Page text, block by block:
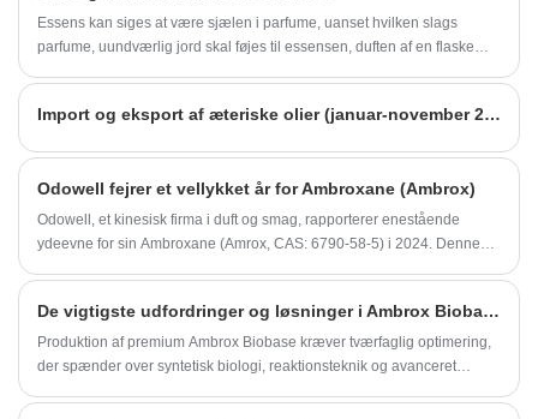
Essens kan siges at være sjælen i parfume, uanset hvilken slags
parfume, uundværlig jord skal føjes til essensen, duften af ​​en flaske
Import og eksport af æteriske olier (januar-november 2023)
Odowell fejrer et vellykket år for Ambroxane (Ambrox)
Odowell, et kinesisk firma i duft og smag, rapporterer enestående
ydeevne for sin Ambroxane (Amrox, CAS: 6790-58-5) i 2024. Denne
De vigtigste udfordringer og løsninger i Ambrox Biobase -produktion - En producentens perspektiv
Produktion af premium Ambrox Biobase kræver tværfaglig optimering,
der spænder over syntetisk biologi, reaktionsteknik og avanceret